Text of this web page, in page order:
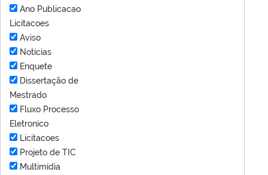
Ano Publicacao
Licitacoes
Aviso
Notícias
Enquete
Dissertação de
Mestrado
Fluxo Processo
Eletronico
Licitacoes
Projeto de TIC
Multimídia